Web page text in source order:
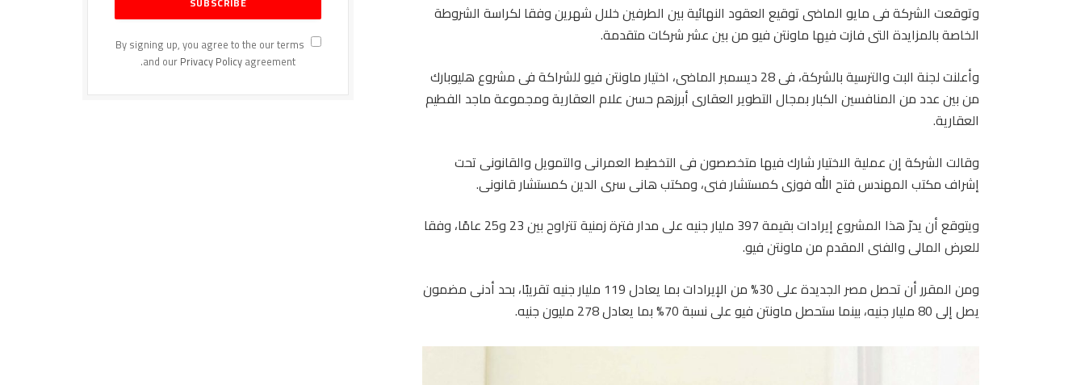
وتوقعت الشركة فى مايو الماضى توقيع العقود النهائية بين الطرفين خلال شهرين وفقا لكراسة الشروطة
الخاصة بالمزايدة التى فازت فيها ماونتن فيو من بين عشر شركات متقدمة.
وأعلنت لجنة البت والترسية بالشركة، فى 28 ديسمبر الماضى، اختيار ماونتن فيو للشراكة فى مشروع هليوبارك
من بين عدد من المنافسين الكبار بمجال التطوير العقارى أبرزهم حسن علام العقارية ومجموعة ماجد الفطيم
العقارية.
وقالت الشركة إن عملية الاختيار شارك فيها متخصصون فى التخطيط العمرانى والتمويل والقانونى تحت
إشراف مكتب المهندس فتح الله فوزى كمستشار فنى، ومكتب هانى سرى الدين كمستشار قانونى.
ويتوقع أن يدرّ هذا المشروع إيرادات بقيمة 397 مليار جنيه على مدار فترة زمنية تتراوح بين 23 و25 عامًا، وفقا
للعرض المالى والفنى المقدم من ماونتن فيو.
ومن المقرر أن تحصل مصر الجديدة على 30% من الإيرادات بما يعادل 119 مليار جنيه تقريبًا، بحد أدنى مضمون
يصل إلى 80 مليار جنيه، بينما ستحصل ماونتن فيو على نسبة 70% بما يعادل 278 مليون جنيه.
By signing up, you agree to the our terms
and ourPrivacy Policyagreement.